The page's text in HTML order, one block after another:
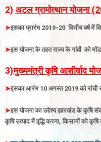
2) अटल ग्रामोत्थान योजना
➤इसका प्रारंभ 2019-20 वित्तीय वर्ष में
➤इस योजना के तहत राज्य के गांवों को
3)मुख्यमंत्री कृषि आशीर्वाद
➤इसकाआरंभ 10 अगस्त 2019 को रांची से
➤इस योजना का उद्देश्य झारखंड के कृषि
कृषि उत्पाद में वृद्धि करना, किसानों को